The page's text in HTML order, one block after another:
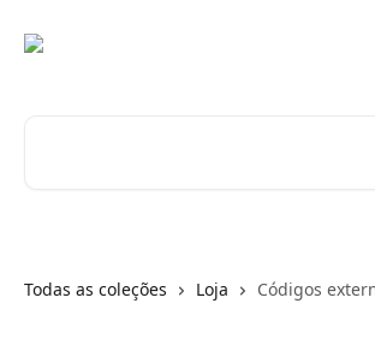
Todas as coleções Loja Códigos